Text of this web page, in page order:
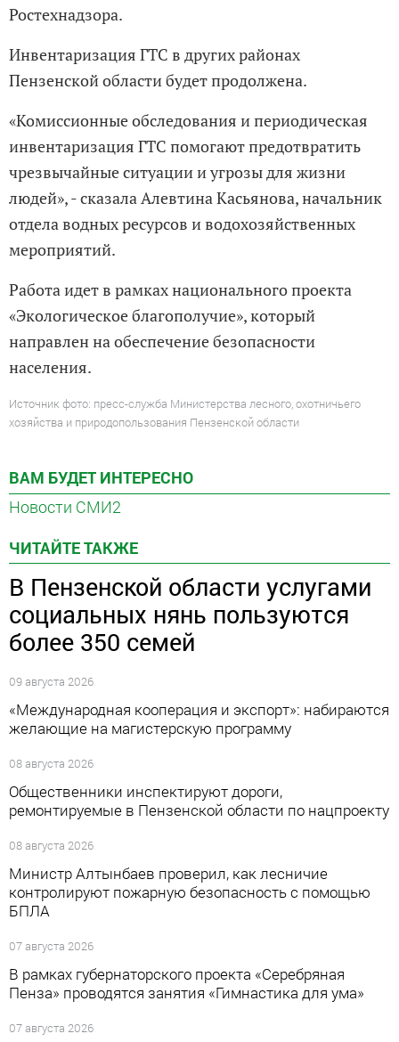
Ростехнадзора.
Инвентаризация ГТС в других районах
Пензенской области будет продолжена.
«Комиссионные обследования и периодическая
инвентаризация ГТС помогают предотвратить
чрезвычайные ситуации и угрозы для жизни
людей», - сказала Алевтина Касьянова, начальник
отдела водных ресурсов и водохозяйственных
мероприятий.
Работа идет в рамках национального проекта
«Экологическое благополучие», который
направлен на обеспечение безопасности
населения.
Источник фото: пресс-служба Министерства лесного, охотничьего
хозяйства и природопользования Пензенской области
ВАМ БУДЕТ ИНТЕРЕСНО
Новости СМИ2
ЧИТАЙТЕ ТАКЖЕ
В Пензенской области услугами
социальных нянь пользуются
более 350 семей
09 августа 2026
«Международная кооперация и экспорт»: набираются
желающие на магистерскую программу
08 августа 2026
Общественники инспектируют дороги,
ремонтируемые в Пензенской области по нацпроекту
08 августа 2026
Министр Алтынбаев проверил, как лесничие
контролируют пожарную безопасность с помощью
БПЛА
07 августа 2026
В рамках губернаторского проекта «Серебряная
Пенза» проводятся занятия «Гимнастика для ума»
07 августа 2026